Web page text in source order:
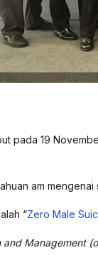
pada 19
am
“Zero Male
Management